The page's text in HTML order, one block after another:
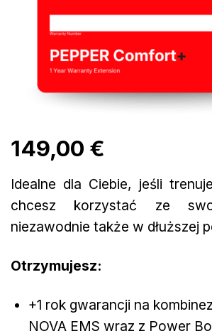
149,00 €
Idealne dla Ciebie, jeśli
chcesz korzystać ze
niezawodnie także w dłuższej
Otrzymujesz:
+1 rok gwarancji na
NOVA EMS wraz z Power